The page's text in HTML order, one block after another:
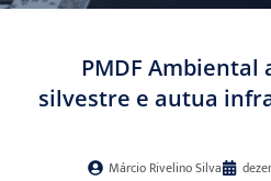
PMDF Ambiental
silvestre e autua
Márcio Rivelino Silva